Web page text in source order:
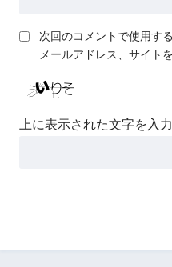
次回のコメントで使用す
メールアドレス、サイト
上に表示された文字を入